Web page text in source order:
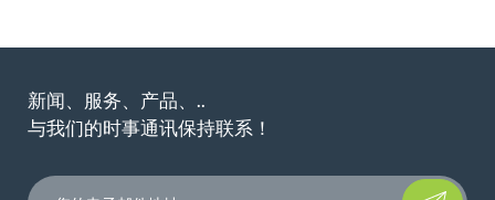
新闻、服务、产品、..
与我们的时事通讯保持联系！
Please